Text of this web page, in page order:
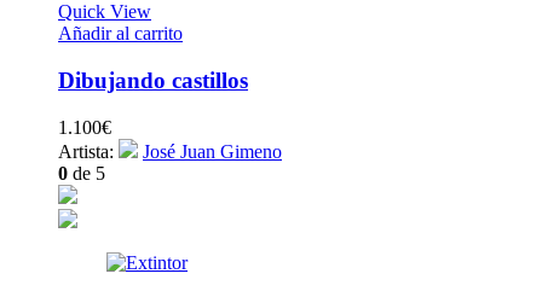
Quick View
Añadir al carrito
Dibujando castillos
1.100€
Artista:
José Juan Gimeno
0 de 5